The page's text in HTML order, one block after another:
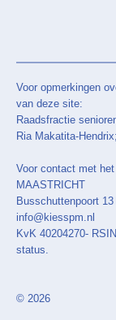
Voor opmerkingen
van deze site:
Raadsfractie
Ria Makatita-
Voor contact met
MAASTRICHT
Busschuttenpoort
info@kiesspm.nl
KvK 40204270-
status.
© 2026